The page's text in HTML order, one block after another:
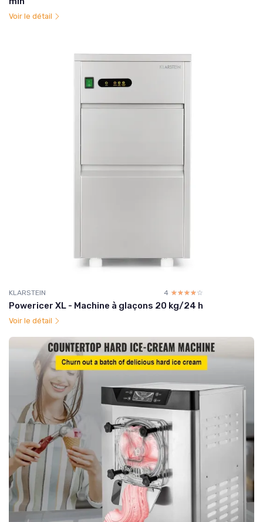
Voir le détail
KLARSTEIN 4 ☆☆☆☆☆
★★★★★
Powericer XL - Machine à glaçons 20 kg/24 h
Voir le détail